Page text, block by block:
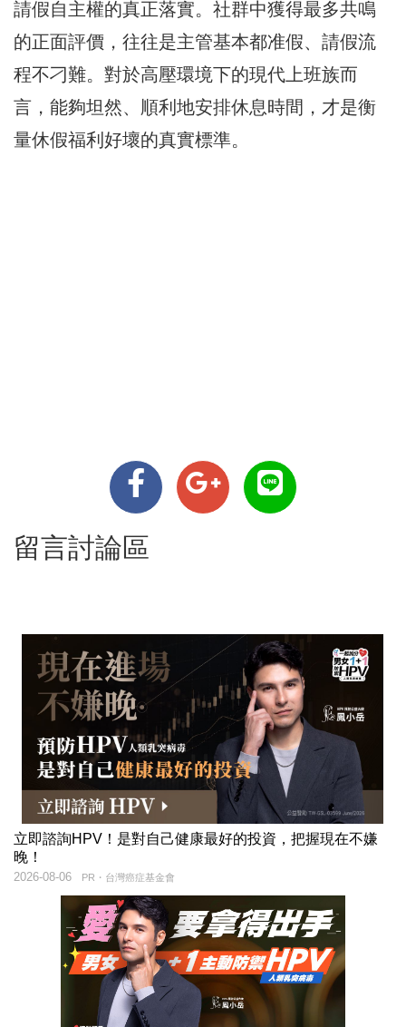
請假自主權的真正落實。社群中獲得最多共鳴
的正面評價，往往是主管基本都准假、請假流
程不刁難。對於高壓環境下的現代上班族而
言，能夠坦然、順利地安排休息時間，才是衡
量休假福利好壞的真實標準。
留言討論區
立即諮詢HPV！是對自己健康最好的投資，把握現在不嫌
晚！
PR・台灣癌症基金會
2026-08-06